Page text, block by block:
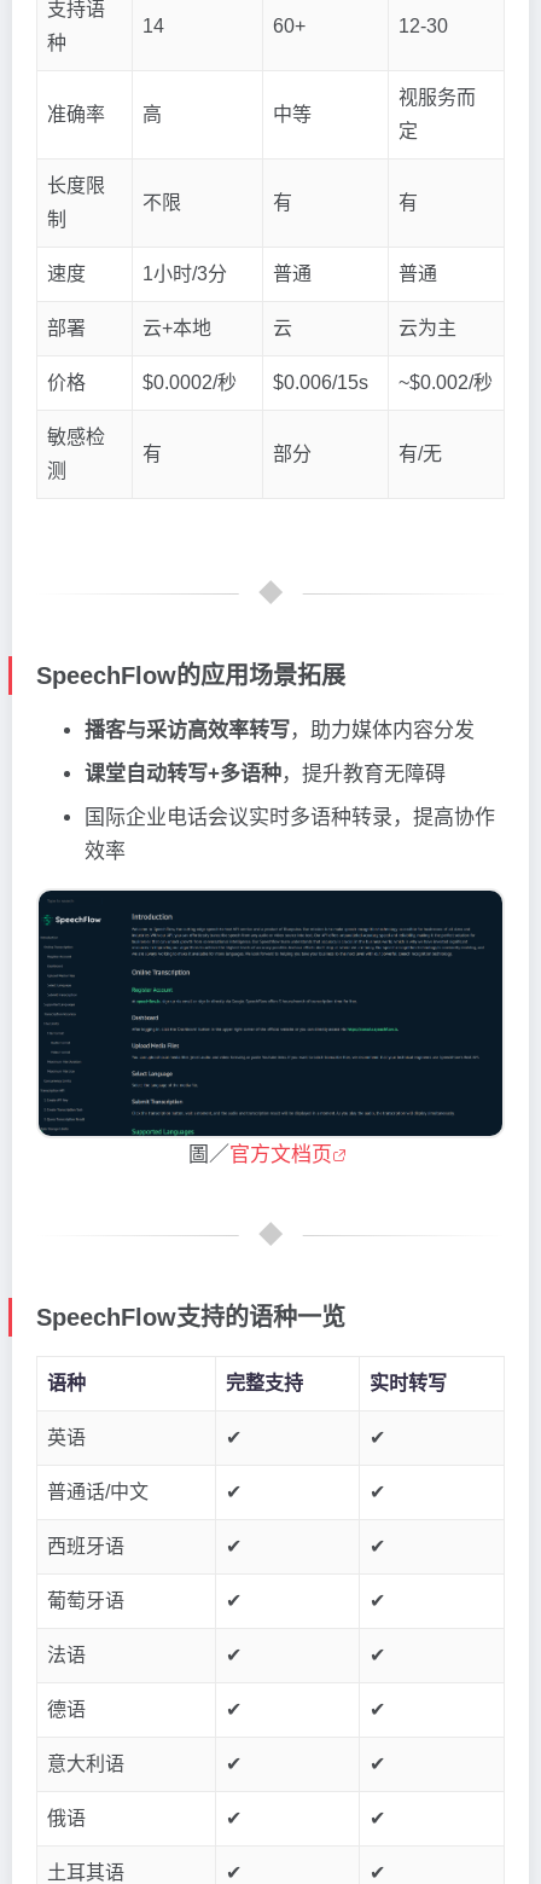
支持语
种
14 60+ 12-30
准确率 高 中等
视服务而
定
长度限
制
不限 有 有
速度 1小时/3分 普通 普通
部署 云+本地 云 云为主
价格 $0.0002/秒 $0.006/15s ~$0.002/秒
敏感检
测
有 部分 有/无
SpeechFlow的应用场景拓展
播客与采访高效率转写，助力媒体内容分发
课堂自动转写+多语种，提升教育无障碍
国际企业电话会议实时多语种转录，提高协作
效率
圖／官方文档页
SpeechFlow支持的语种一览
语种 完整支持 实时转写
英语 ✔ ✔
普通话/中文 ✔ ✔
西班牙语 ✔ ✔
葡萄牙语 ✔ ✔
法语 ✔ ✔
德语 ✔ ✔
意大利语 ✔ ✔
俄语 ✔ ✔
土耳其语 ✔ ✔